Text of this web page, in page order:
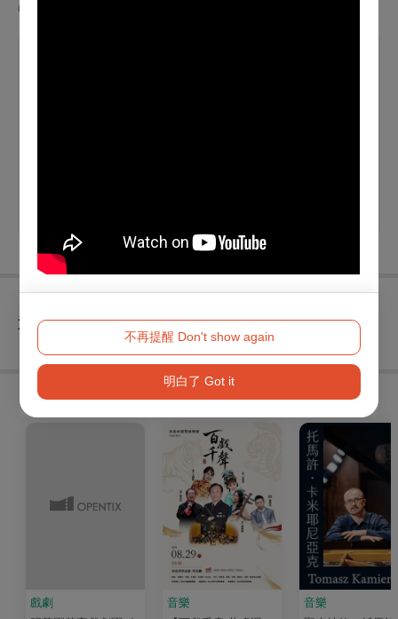
不再提醒 Don't show again
明白了 Got it
◎
退換須知 查看
購買此節目的人，也買了...
戲劇
音樂
音樂